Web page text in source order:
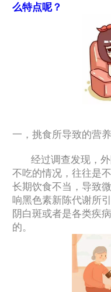
么特点呢？
一，挑食所导致的营
经过调查发现，外
不吃的情况，往往是
长期饮食不当，导致
响黑色素新陈代谢所
阴白斑或者是各类疾
的。